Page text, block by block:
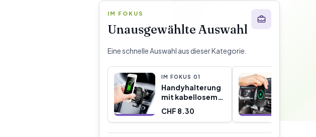
IM FOKUS
Unausgewählte Auswahl
Eine schnelle Auswahl aus dieser Kategorie.
IM FOKUS 01
Handyhalterung
mit kabellosem
Ladegerät für
Autos Wolder
InnovaGoods
CHF 8.30